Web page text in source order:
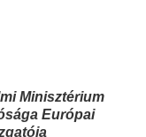
Minisztérium
Európai